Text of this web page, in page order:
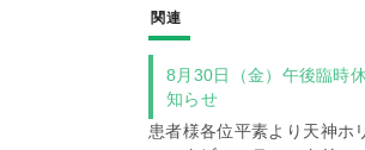
関連
8月30日（金）午後臨時
知らせ
患者様各位平素より天神ホ